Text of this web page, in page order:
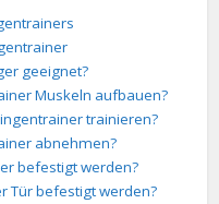
geeignet?
Muskeln aufbauen?
trainieren?
abnehmen?
befestigt werden?
Tür befestigt werden?